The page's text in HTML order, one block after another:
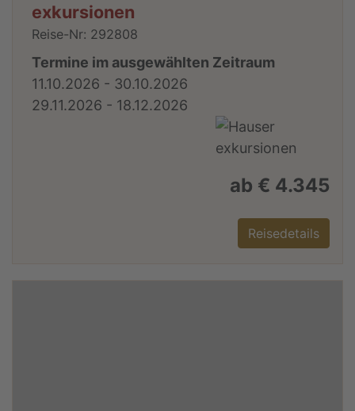
exkursionen
Reise-Nr: 292808
Termine im ausgewählten Zeitraum
11.10.2026 - 30.10.2026
29.11.2026 - 18.12.2026
ab € 4.345
Reisedetails